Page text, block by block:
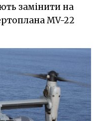
замінити на
MV-22